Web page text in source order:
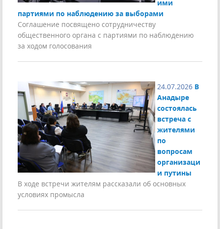
ими
партиями по наблюдению за выборами
Соглашение посвящено сотрудничеству
общественного органа с партиями по наблюдению
за ходом голосования
24.07.2026 В
Анадыре
состоялась
встреча с
жителями
по
вопросам
организаци
и путины
В ходе встречи жителям рассказали об основных
условиях промысла